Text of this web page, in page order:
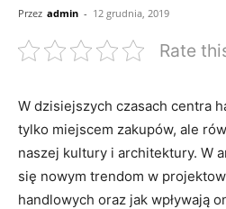
Przez admin - 12 grudnia, 2019
Rate
W⁤ dzisiejszych czasach⁢ centra
tylko miejscem zakupów, ale
naszej kultury i⁢ architektury. W
⁢się⁣ nowym trendom w
handlowych oraz jak wpływają